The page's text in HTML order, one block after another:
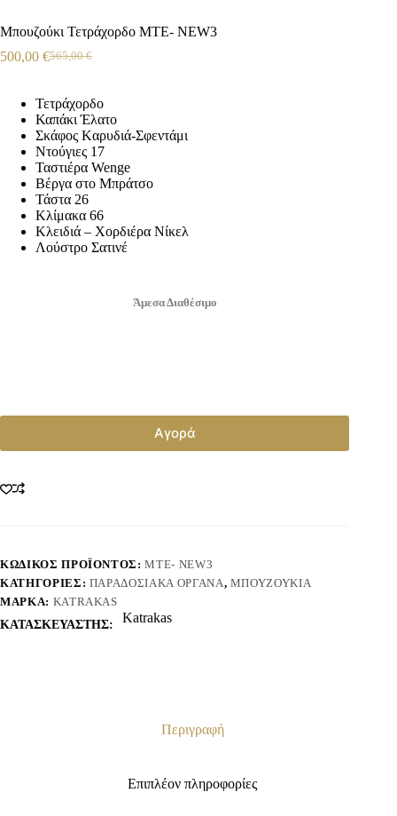
Μπουζούκι Τετράχορδο ΜΤE- NEW3
565,00€
500,00 €
Τετράχορδο
Καπάκι Έλατο
Σκάφος Kαρυδιά-Σφεντάμι
Ντούγιες 17
Ταστιέρα Wenge
Βέργα στο Μπράτσο
Τάστα 26
Κλίμακα 66
Κλειδιά – Χορδιέρα Νίκελ
Λούστρο Σατινέ
Άμεσα Διαθέσιμο
Αγορά
ΚΩΔΙΚΌΣ ΠΡΟΪΌΝΤΟΣ:ΜΤE- NEW3
ΚΑΤΗΓΟΡΊΕΣ: ΠΑΡΑΔΟΣΙΑΚΆ ΌΡΓΑΝΑ, ΜΠΟΥΖΟΎΚΙΑ
ΜΆΡΚΑ: KATRAKAS
ΚΑΤΑΣΚΕΥΑΣΤΗΣ:
Katrakas
Περιγραφή
Επιπλέον πληροφορίες